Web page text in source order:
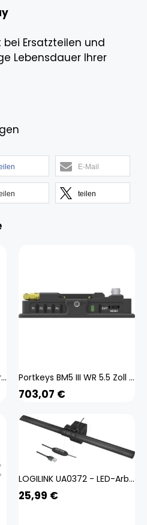
Ersatzteilen und
Lebensdauer Ihrer
E-Mail
teilen
goobay Notebook-Monitor-Halterung 70815 schwarz für 1 Monitor und 1 Notebook, Tischbohrung, Tischklemme Portkeys BM5 III WR 5.5 Zoll WCG On-Camera Monitor, Notebook Security, Schwarz
703,07 €
LOGILINK UA0372 - LED-Arbeitsleuchte für Monitore, Notebooks
25,99 €